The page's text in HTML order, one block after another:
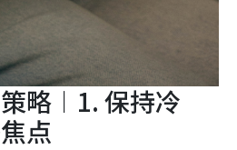
略︱1. 保持冷
点